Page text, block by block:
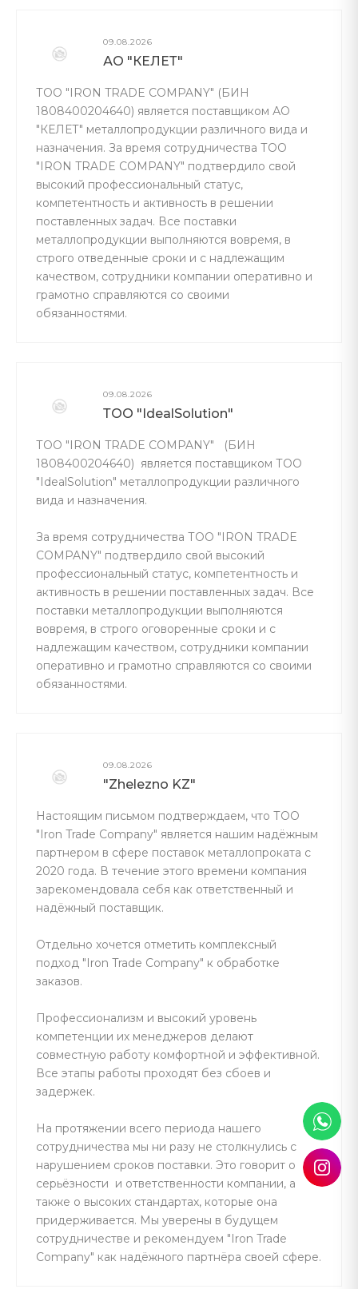
09.08.2026
АО "КЕЛЕТ"
ТОО "IRON TRADE COMPANY" (БИН
1808400204640) является поставщиком АО
"КЕЛЕТ" металлопродукции различного вида и
назначения. За время сотрудничества ТОО
"IRON TRADE COMPANY" подтвердило свой
высокий профессиональный статус,
компетентность и активность в решении
поставленных задач. Все поставки
металлопродукции выполняются вовремя, в
строго отведенные сроки и с надлежащим
качеством, сотрудники компании оперативно и
грамотно справляются со своими
обязанностями.
09.08.2026
ТОО "IdealSolution"
ТОО "IRON TRADE COMPANY" (БИН
1808400204640) является поставщиком ТОО
"IdealSolution" металлопродукции различного
вида и назначения.
За время сотрудничества ТОО "IRON TRADE
COMPANY" подтвердило свой высокий
профессиональный статус, компетентность и
активность в решении поставленных задач. Все
поставки металлопродукции выполняются
вовремя, в строго оговоренные сроки и с
надлежащим качеством, сотрудники компании
оперативно и грамотно справляются со своими
обязанностями.
09.08.2026
"Zhelezno KZ"
Настоящим письмом подтверждаем, что ТОО
"Iron Trade Company" является нашим надёжным
партнером в сфере поставок металлопроката с
2020 года. В течение этого времени компания
зарекомендовала себя как ответственный и
надёжный поставщик.
Отдельно хочется отметить комплексный
подход "Iron Trade Company" к обработке
заказов.
Профессионализм и высокий уровень
компетенции их менеджеров делают
совместную работу комфортной и эффективной.
Все этапы работы проходят без сбоев и
задержек.
На протяжении всего периода нашего
сотрудничества мы ни разу не столкнулись с
нарушением сроков поставки. Это говорит о
серьёзности и ответственности компании, а
также о высоких стандартах, которые она
придерживается. Мы уверены в будущем
сотрудничестве и рекомендуем "Iron Trade
Company" как надёжного партнёра своей сфере.